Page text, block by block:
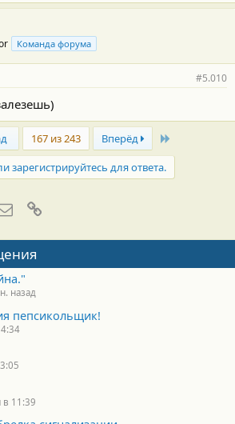
Команда форума
#5.010
167 из 243 Вперёд
зарегистрируйтесь для ответа.
Электронная почта
назад
пепсикольщик!
в 11:39